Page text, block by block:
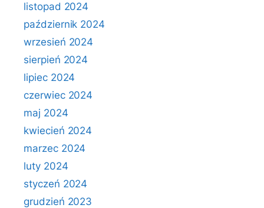
listopad 2024
październik 2024
wrzesień 2024
sierpień 2024
lipiec 2024
czerwiec 2024
maj 2024
kwiecień 2024
marzec 2024
luty 2024
styczeń 2024
grudzień 2023